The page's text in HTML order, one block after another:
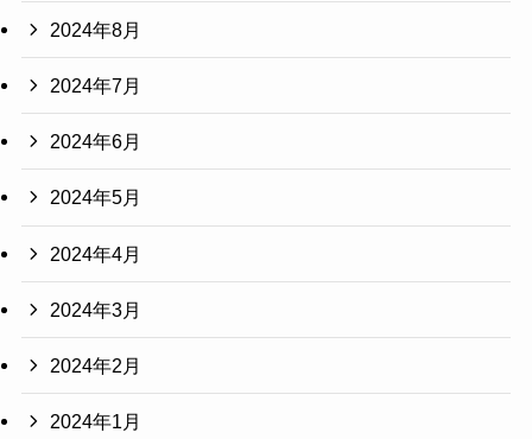
2024年8月
2024年7月
2024年6月
2024年5月
2024年4月
2024年3月
2024年2月
2024年1月